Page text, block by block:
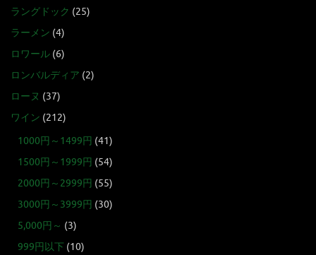
ラングドック (25)
ラーメン (4)
ロワール (6)
ロンバルディア (2)
ローヌ (37)
ワイン (212)
1000円～1499円 (41)
1500円～1999円 (54)
2000円～2999円 (55)
3000円～3999円 (30)
5,000円～ (3)
999円以下 (10)